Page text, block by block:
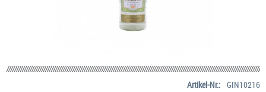
Artikel-Nr.: GIN10216